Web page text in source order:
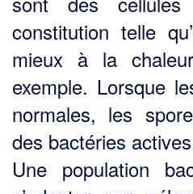
constitution telle
mieux à la
exemple. Lorsque
normales, les
des bactéries
Une population